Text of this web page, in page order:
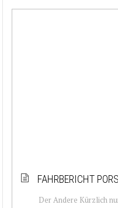
FAHRBERICHT
Der Andere Kürzlich